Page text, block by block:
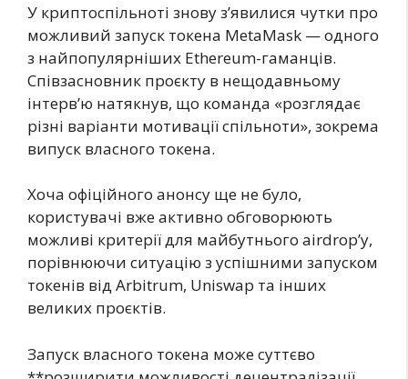
У криптоспільноті знову з’явилися чутки про
можливий запуск токена MetaMask — одного
з найпопулярніших Ethereum-гаманців.
Співзасновник проєкту в нещодавньому
інтерв’ю натякнув, що команда «розглядає
різні варіанти мотивації спільноти», зокрема
випуск власного токена.
Хоча офіційного анонсу ще не було,
користувачі вже активно обговорюють
можливі критерії для майбутнього airdrop’у,
порівнюючи ситуацію з успішними запуском
токенів від Arbitrum, Uniswap та інших
великих проєктів.
Запуск власного токена може суттєво